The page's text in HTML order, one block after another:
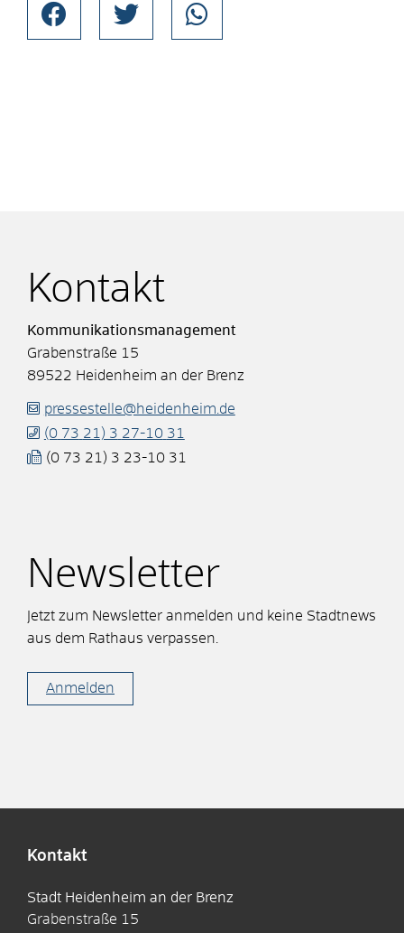
Kontakt
Kommunikationsmanagement
Grabenstraße 15
89522 Heidenheim an der Brenz
pressestelle@heidenheim.de
(0 73 21) 3 27-10 31
(0 73 21) 3 23-10 31
Newsletter
Jetzt zum Newsletter anmelden und keine Stadtnews
aus dem Rathaus verpassen.
Anmelden
Kontakt
Stadt Heidenheim an der Brenz
Grabenstraße 15